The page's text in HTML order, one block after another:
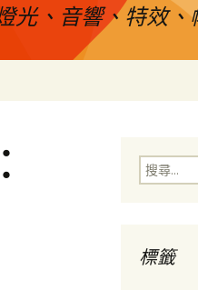
光、音響、特效
搜
尋
標籤